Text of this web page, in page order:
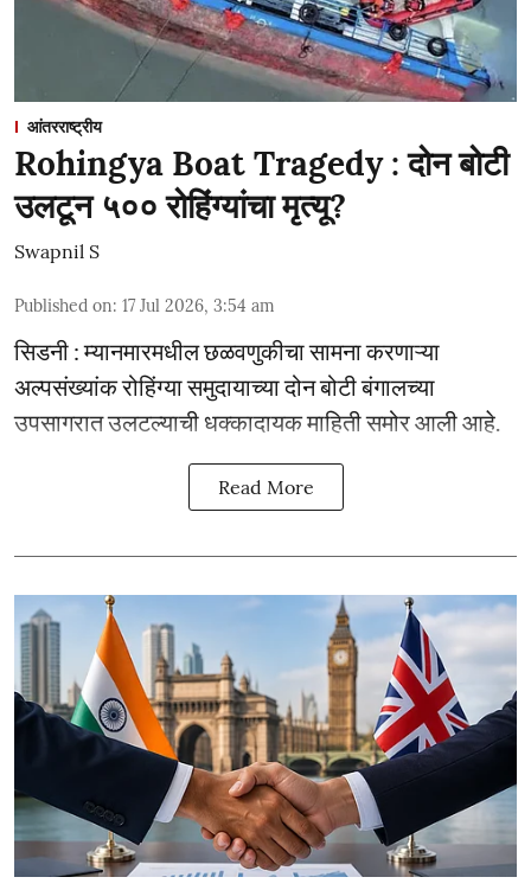
आंतरराष्ट्रीय
Rohingya Boat Tragedy : दोन बोटी
उलटून ५०० रोहिंग्यांचा मृत्यू?
Swapnil S
Published on: 17 Jul 2026, 3:54 am
सिडनी : म्यानमारमधील छळवणुकीचा सामना करणाऱ्या
अल्पसंख्यांक रोहिंग्या समुदायाच्या दोन बोटी बंगालच्या
उपसागरात उलटल्याची धक्कादायक माहिती समोर आली आहे.
Read More